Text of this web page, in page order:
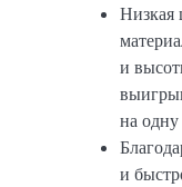
Низкая
и
на одну
и